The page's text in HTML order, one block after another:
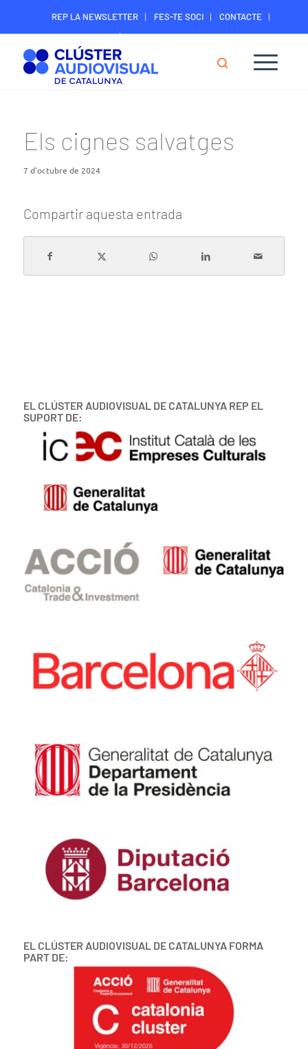
REP LA NEWSLETTER FES-TE SOCI
CONTACTE
ÀREA DIGITAL SOCIS
Els cignes salvatges
7 d'octubre de 2024
Compartir aquesta entrada
EL CLÚSTER AUDIOVISUAL DE CATALUNYA REP EL
SUPORT DE:
EL CLÚSTER AUDIOVISUAL DE CATALUNYA FORMA
PART DE: